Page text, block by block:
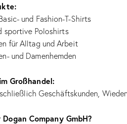
und Fashion-T-Shirts
sportive Poloshirts
für Alltag und Arbeit
und Damenhemden
Großhandel:
Geschäftskunden,
Company GmbH?